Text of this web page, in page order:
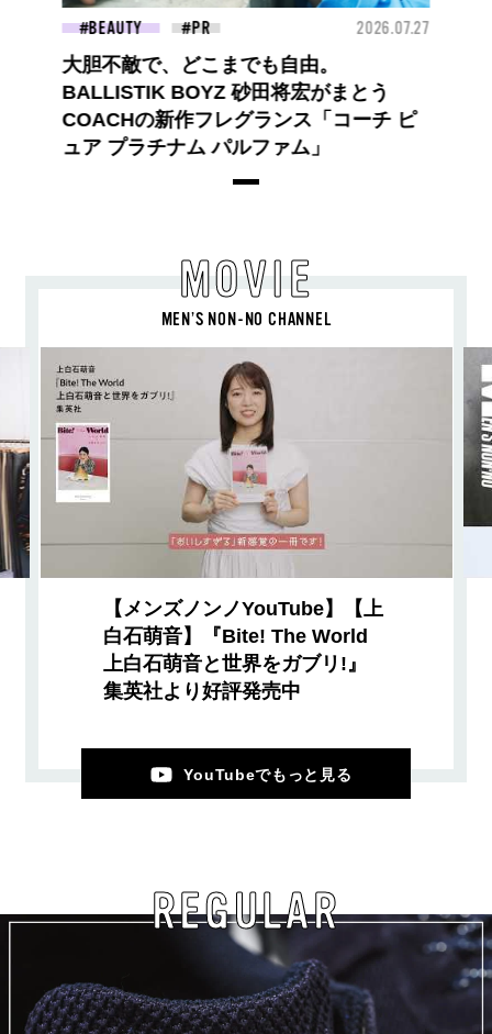
BEAUTY 2026.07.27
大胆不敵で、どこまでも自由。
BALLISTIK BOYZ 砂田将宏がまとう
COACHの新作フレグランス「コーチ ピ
ュア プラチナム パルファム」
MOVIE
MEN’S NON-NO CHANNEL
【メンズノンノYouTube】【上
白石萌音】『Bite! The World
上白石萌音と世界をガブリ!』
集英社より好評発売中
YouTubeでもっと見る
REGULAR